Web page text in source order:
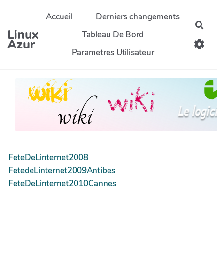
Aller au contenu principal
Linux
Azur
Accueil
Derniers changements
Tableau De Bord
Parametres Utilisateur
FeteDeLinternet2008
FetedeLinternet2009Antibes
FeteDeLinternet2010Cannes